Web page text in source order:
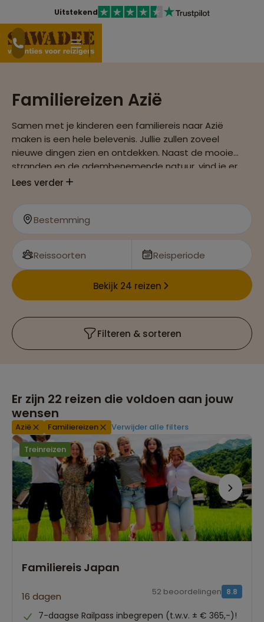
Uitstekend
Familiereizen Azië
Samen met je kinderen een familiereis naar Azië
maken is een hele belevenis. Jullie zullen zoveel
nieuwe dingen zien en ontdekken. Naast de mooie
stranden en de adembenemende natuur, vind je er
grote, moderne steden.
Lees verder
Bestemming
Reissoorten Reisperiode
Bekijk 24 reizen
Filteren & sorteren
Er zijn 22 reizen die voldoen aan jouw
wensen
Azië Familiereizen
Verwijder alle filters
Treinreizen
Familiereis Japan
16 dagen 8.8
52 beoordelingen
7-daagse Railpass inbegrepen (t.w.v. ± € 365,-)!